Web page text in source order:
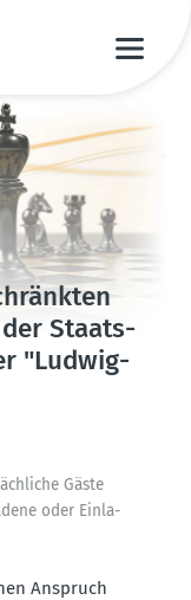
der Staats­
"Ludwig-
Gäste
oder Einla­
Anspruch